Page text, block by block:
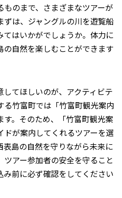
のまで、さまざまなツアーが
ずは、ジャングルの川を遊覧船
てはいかがでしょうか。体力に
の自然を楽しむことができます
てほしいのが、アクティビテ
る竹富町では「竹富町観光案内
す。そのため、「竹富町観光案
ドが案内してくれるツアーを選
島の自然を守りながら未来に
アー参加者の安全を守ること
み前に必ず確認をしてください